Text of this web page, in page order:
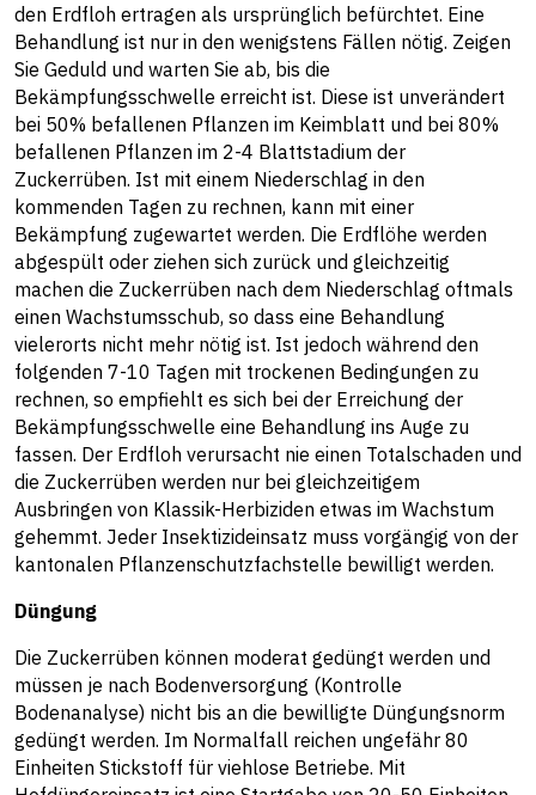
den Erdfloh ertragen als ursprünglich befürchtet. Eine
Behandlung ist nur in den wenigstens Fällen nötig. Zeigen
Sie Geduld und warten Sie ab, bis die
Bekämpfungsschwelle erreicht ist. Diese ist unverändert
bei 50% befallenen Pflanzen im Keimblatt und bei 80%
befallenen Pflanzen im 2-4 Blattstadium der
Zuckerrüben. Ist mit einem Niederschlag in den
kommenden Tagen zu rechnen, kann mit einer
Bekämpfung zugewartet werden. Die Erdflöhe werden
abgespült oder ziehen sich zurück und gleichzeitig
machen die Zuckerrüben nach dem Niederschlag oftmals
einen Wachstumsschub, so dass eine Behandlung
vielerorts nicht mehr nötig ist. Ist jedoch während den
folgenden 7-10 Tagen mit trockenen Bedingungen zu
rechnen, so empfiehlt es sich bei der Erreichung der
Bekämpfungsschwelle eine Behandlung ins Auge zu
fassen. Der Erdfloh verursacht nie einen Totalschaden und
die Zuckerrüben werden nur bei gleichzeitigem
Ausbringen von Klassik-Herbiziden etwas im Wachstum
gehemmt. Jeder Insektizideinsatz muss vorgängig von der
kantonalen Pflanzenschutzfachstelle bewilligt werden.
Düngung
Die Zuckerrüben können moderat gedüngt werden und
müssen je nach Bodenversorgung (Kontrolle
Bodenanalyse) nicht bis an die bewilligte Düngungsnorm
gedüngt werden. Im Normalfall reichen ungefähr 80
Einheiten Stickstoff für viehlose Betriebe. Mit